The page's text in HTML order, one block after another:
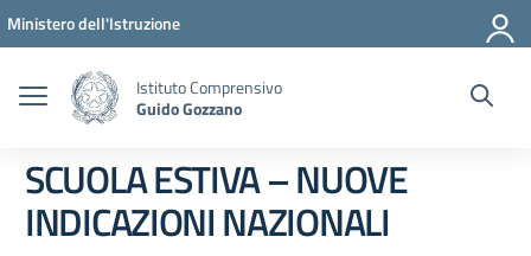
Vai ai contenuti
Vai al menu di navigazione
Vai al footer
Ministero dell'Istruzione
Istituto Comprensivo
Guido Gozzano
SCUOLA ESTIVA – NUOVE
INDICAZIONI NAZIONALI